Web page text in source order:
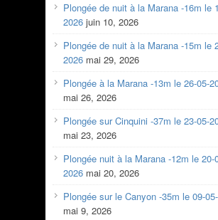
Plongée de nuit à la Marana -16m le
2026 juin 10, 2026
Plongée de nuit à la Marana -15m le
2026 mai 29, 2026
Plongée à la Marana -13m le 26-05-
mai 26, 2026
Plongée sur Cinquini -37m le 23-05-
mai 23, 2026
Plongée nuit à la Marana -12m le 20-
2026 mai 20, 2026
Plongée sur le Canyon -35m le 09-
mai 9, 2026